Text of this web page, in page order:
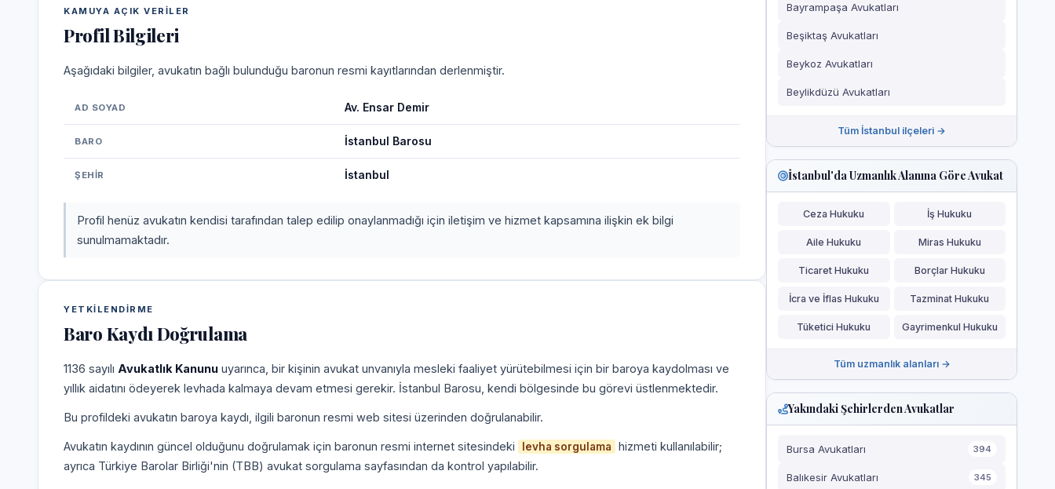
KAMUYA AÇIK VERILER
Profil Bilgileri
Aşağıdaki bilgiler, avukatın bağlı bulunduğu baronun resmi kayıtlarından derlenmiştir.
AD SOYAD Av. Ensar Demir
BARO İstanbul Barosu
ŞEHIR İstanbul
Profil henüz avukatın kendisi tarafından talep edilip onaylanmadığı için iletişim ve hizmet kapsamına ilişkin ek bilgi
sunulmamaktadır.
YETKILENDIRME
Baro Kaydı Doğrulama
1136 sayılı Avukatlık Kanunu uyarınca, bir kişinin avukat unvanıyla mesleki faaliyet yürütebilmesi için bir baroya kaydolması ve
yıllık aidatını ödeyerek levhada kalmaya devam etmesi gerekir. İstanbul Barosu, kendi bölgesinde bu görevi üstlenmektedir.
Bu profildeki avukatın baroya kaydı, ilgili baronun resmi web sitesi üzerinden doğrulanabilir.
Avukatın kaydının güncel olduğunu doğrulamak için baronun resmi internet sitesindeki levha sorgulama
hizmeti kullanılabilir;
ayrıca Türkiye Barolar Birliği'nin (TBB) avukat sorgulama sayfasından da kontrol yapılabilir.
Bayrampaşa Avukatları
Beşiktaş Avukatları
Beykoz Avukatları
Beylikdüzü Avukatları
Tüm İstanbul ilçeleri →
İstanbul'da Uzmanlık Alanına Göre Avukat
Ceza Hukuku İş Hukuku
Aile Hukuku Miras Hukuku
Ticaret Hukuku Borçlar Hukuku
İcra ve İflas Hukuku Tazminat Hukuku
Tüketici Hukuku Gayrimenkul Hukuku
Tüm uzmanlık alanları →
Yakındaki Şehirlerden Avukatlar
Bursa Avukatları 394
Balıkesir Avukatları 345